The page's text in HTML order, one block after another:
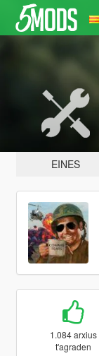
EINES
1.084 arxius
t'agraden